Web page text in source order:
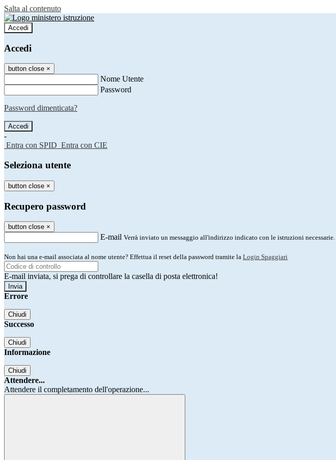
Salta al contenuto
Accedi
Accedi
button close ×
Nome Utente
Password
Password dimenticata?
-
Entra con SPID Entra con CIE
Seleziona utente
button close ×
Recupero password
button close ×
E-mail Verrà inviato un messaggio all'indirizzo indicato con le istruzioni necessarie.
Non hai una e-mail associata al nome utente? Effettua il reset della password tramite la Login Spaggiari
E-mail inviata, si prega di controllare la casella di posta elettronica!
Errore
Chiudi
Successo
Chiudi
Informazione
Chiudi
Attendere...
Attendere il completamento dell'operazione...